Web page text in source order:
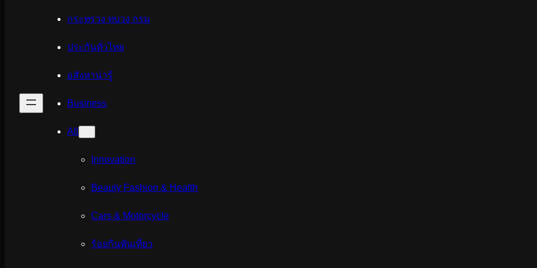
กระทรวง ทบวง กรม
ประกันทั่วไทย
อสังหาน่ารู้
Business
All
Innovation
Beauty Fashion & Health
Cars & Motorcycle
ร้อยกินพันเที่ยว